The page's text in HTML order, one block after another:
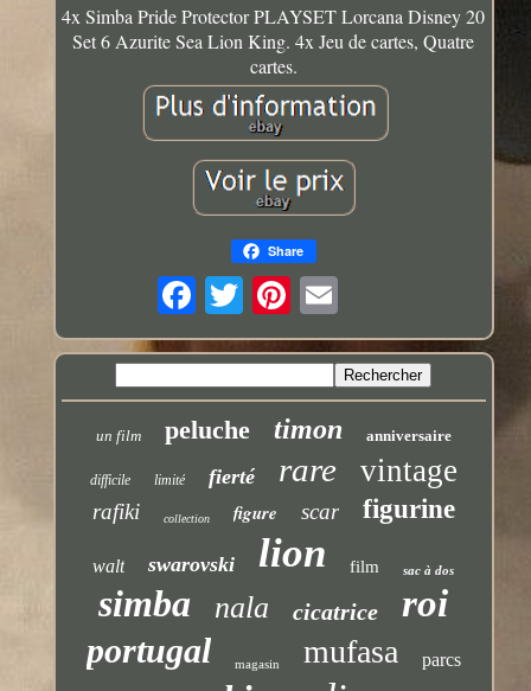
4x Simba Pride Protector PLAYSET Lorcana Disney 20
Set 6 Azurite Sea Lion King. 4x Jeu de cartes, Quatre
cartes.
Share
un film peluche timon anniversaire
difficile limité fierté rare vintage
rafiki collection figure scar figurine
walt swarovski lion film sac à dos
simba nala cicatrice roi
portugal magasin mufasa parcs